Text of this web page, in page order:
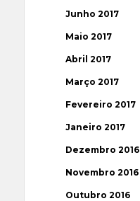
Junho 2017
Maio 2017
Abril 2017
Março 2017
Fevereiro 2017
Janeiro 2017
Dezembro 2016
Novembro 2016
Outubro 2016